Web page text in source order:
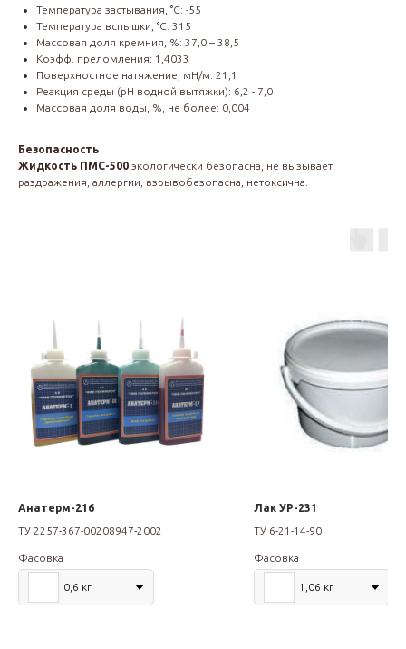
Температура застывания, °С: -55
Температура вспышки, °С: 315
Массовая доля кремния, %: 37,0 – 38,5
Коэфф. преломления: 1,4033
Поверхностное натяжение, мН/м: 21,1
Реакция среды (рН водной вытяжки): 6,2 - 7,0
Массовая доля воды, %, не более: 0,004
Безопасность
Жидкость ПМС-500 экологически безопасна, не вызывает
раздражения, аллергии, взрывобезопасна, нетоксична.
Анатерм-216
ТУ 2257-367-00208947-2002
Фасовка
0,6 кг
Лак УР-231
ТУ 6-21-14-90
Фасовка
1,06 кг